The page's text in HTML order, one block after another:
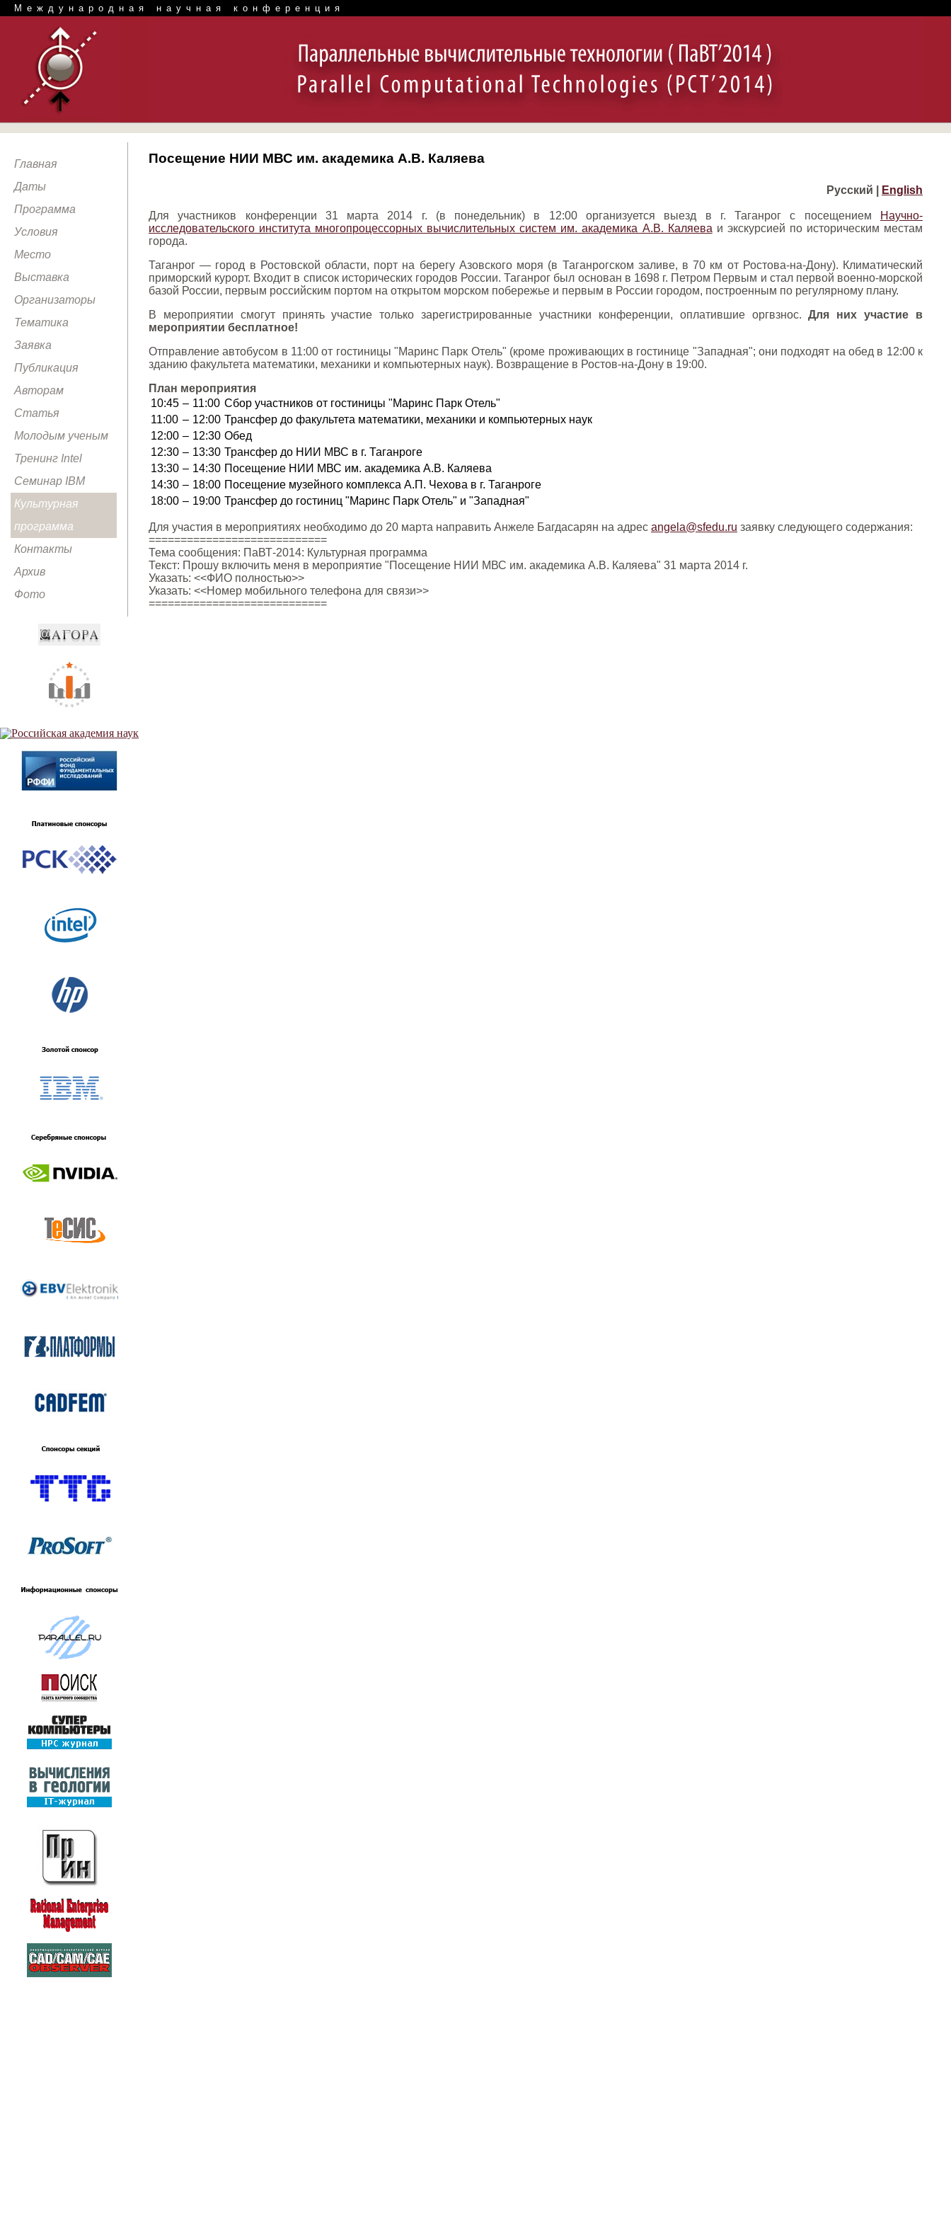
Международная научная конференция
Главная
Даты
Программа
Условия
Место
Выставка
Организаторы
Тематика
Заявка
Публикация
Авторам
Статья
Молодым ученым
Тренинг Intel
Семинар IBM
Культурная
программа
Контакты
Архив
Фото
Посещение НИИ МВС им. академика А.В. Каляева
Русский | English
Для участников конференции 31 марта 2014 г. (в понедельник) в 12:00 организуется выезд в г. Таганрог с посещением
Научно-
исследовательского института многопроцессорных вычислительных систем им. академика А.В. Каляева и экскурсией по историческим местам
города.
Таганрог — город в Ростовской области, порт на берегу Азовского моря (в Таганрогском заливе, в 70 км от Ростова-на-Дону). Климатический
приморский курорт. Входит в список исторических городов России. Таганрог был основан в 1698 г. Петром Первым и стал первой военно-морской
базой России, первым российским портом на открытом морском побережье и первым в России городом, построенным по регулярному плану.
В мероприятии смогут принять участие только зарегистрированные участники конференции, оплатившие оргвзнос.Для них участие в
мероприятии бесплатное!
Отправление автобусом в 11:00 от гостиницы "Маринс Парк Отель" (кроме проживающих в гостинице "Западная"; они подходят на обед в 12:00 к
зданию факультета математики, механики и компьютерных наук). Возвращение в Ростов-на-Дону в 19:00.
План мероприятия
10:45 – 11:00 Сбор участников от гостиницы "Маринс Парк Отель"
11:00 – 12:00 Трансфер до факультета математики, механики и компьютерных наук
12:00 – 12:30 Обед
12:30 – 13:30 Трансфер до НИИ МВС в г. Таганроге
13:30 – 14:30 Посещение НИИ МВС им. академика А.В. Каляева
14:30 – 18:00 Посещение музейного комплекса А.П. Чехова в г. Таганроге
18:00 – 19:00 Трансфер до гостиниц "Маринс Парк Отель" и "Западная"
Для участия в мероприятиях необходимо до 20 марта направить Анжеле Багдасарян на адрес angela@sfedu.ru заявку следующего содержания:
============================
Тема сообщения: ПаВТ-2014: Культурная программа
Текст: Прошу включить меня в мероприятие "Посещение НИИ МВС им. академика А.В. Каляева" 31 марта 2014 г.
Указать: <<ФИО полностью>>
Указать: <<Номер мобильного телефона для связи>>
============================